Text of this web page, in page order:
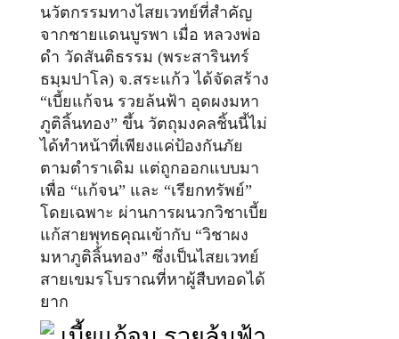
นวัตกรรมทางไสยเวทย์ที่สำคัญ
จากชายแดนบูรพา เมื่อ หลวงพ่อ
ดำ วัดสันติธรรม (พระสารินทร์
ธมฺมปาโล) จ.สระแก้ว ได้จัดสร้าง
“เบี้ยแก้จน รวยล้นฟ้า อุดผงมหา
ภูติลิ้นทอง” ขึ้น วัตถุมงคลชิ้นนี้ไม่
ได้ทำหน้าที่เพียงแค่ป้องกันภัย
ตามตำราเดิม แต่ถูกออกแบบมา
เพื่อ “แก้จน” และ “เรียกทรัพย์”
โดยเฉพาะ ผ่านการผนวกวิชาเบี้ย
แก้สายพุทธคุณเข้ากับ “วิชาผง
มหาภูติลิ้นทอง” ซึ่งเป็นไสยเวทย์
สายเขมรโบราณที่หาผู้สืบทอดได้
ยาก